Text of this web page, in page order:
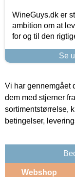
WineGuys.dk er
ambition om at
for og til den
Se
Vi har gennemgået
dem med stjerner
sortimentstørrelse,
betingelser,
Webshop